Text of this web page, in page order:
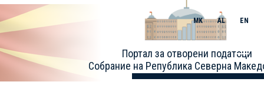
Портал за отворени податоци
Собрание на Република Северна
MK AL EN
Toggle